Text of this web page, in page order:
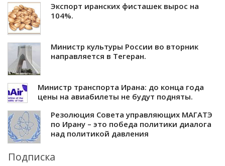
Экспорт иранских фисташек вырос на
104%.
Министр культуры России во вторник
направляется в Тегеран.
Министр транспорта Ирана: до конца года
цены на авиабилеты не будут подняты.
Резолюция Совета управляющих МАГАТЭ
по Ирану – это победа политики диалога
над политикой давления
Подписка